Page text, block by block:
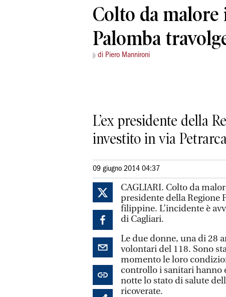
Colto da malore
Palomba
di Piero Mannironi
L’ex presidente della
investito in via
09 giugno 2014 04:37
CAGLIARI. Colto da
presidente della Regione
filippine. L’incidente è
di Cagliari.
Le due donne, una di 28
volontari del 118. Sono
momento le loro
controllo i sanitari hanno
notte lo stato di salute
ricoverate.